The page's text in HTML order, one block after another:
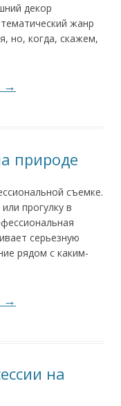
декор
жанр
но, когда, скажем,
→
природе
съемке.
прогулку в
серьезную
рядом с каким-
→
на